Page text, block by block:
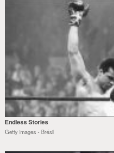
Endless Stories
Getty images - Brésil